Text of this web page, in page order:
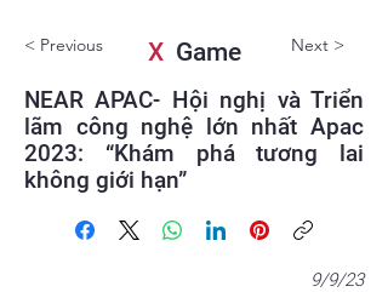
< Previous Next >
NEAR APAC- Hội nghị và Triển
lãm công nghệ lớn nhất Apac
2023: “Khám phá tương lai
không giới hạn”
9/9/23
XGame